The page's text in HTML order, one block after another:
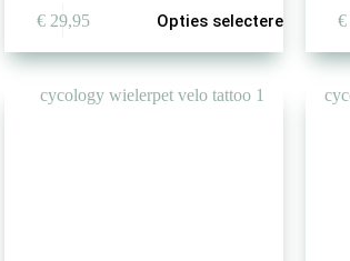
€29,95 Opties selecteren €